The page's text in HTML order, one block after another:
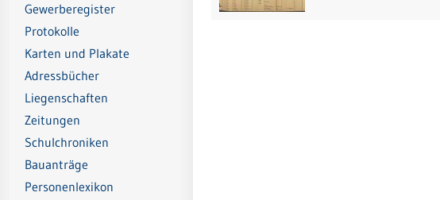
Gewerberegister
Protokolle
Karten und Plakate
Adressbücher
Liegenschaften
Zeitungen
Schulchroniken
Bauanträge
Personenlexikon